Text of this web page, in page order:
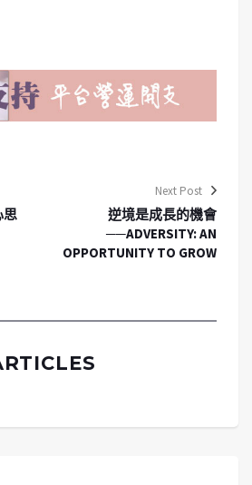
思
Next Post
逆境是成長的機會
──ADVERSITY: AN
OPPORTUNITY TO GROW